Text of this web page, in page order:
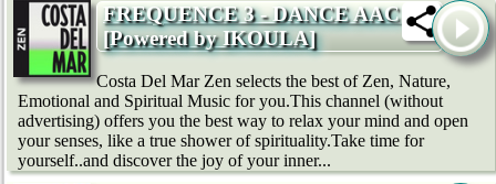
FREQUENCE 3 - DANCE AAC
[Powered by IKOULA]
Costa Del Mar Zen selects the best of Zen, Nature,
Emotional and Spiritual Music for you.This channel (without
advertising) offers you the best way to relax your mind and open
your senses, like a true shower of spirituality.Take time for
yourself..and discover the joy of your inner...